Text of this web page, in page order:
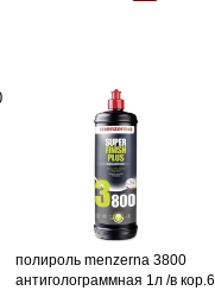
полироль menzerna 3800
антиголограммная 1л /в кор.6